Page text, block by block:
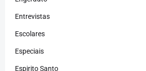
Entrevistas
Escolares
Especiais
Espirito Santo